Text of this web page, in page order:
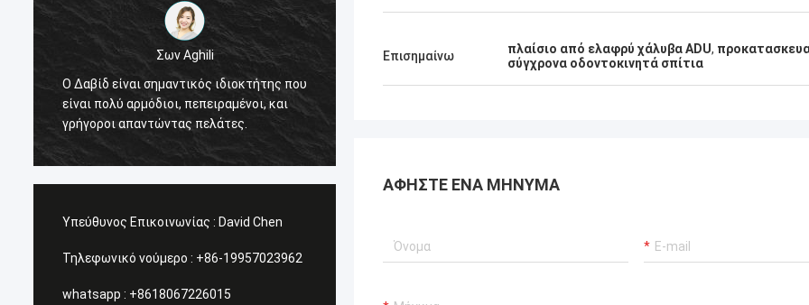
Σων Aghili
Ο Δαβίδ είναι σημαντικός ιδιοκτήτης που
είναι πολύ αρμόδιοι, πεπειραμένοι, και
γρήγοροι απαντώντας πελάτες.
Τύμβοι του Michael
Συστήνω ιδιαίτερα το Δαβίδ από βαθύ
Gary
Η ομαδική εργασία του
Υπεύθυνος Επικοινωνίας : David Chen
Τηλεφωνικό νούμερο : +86-19957023962
whatsapp : +8618067226015
Επισημαίνω πλαίσιο από ελαφρύ χάλυβα ADU,
σύγχρονα οδοντοκινητά σπίτια
ΑΦΉΣΤΕ ΈΝΑ ΜΉΝΥΜΑ